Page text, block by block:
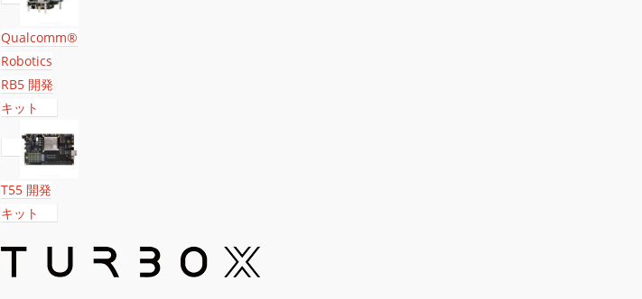
Qualcomm®
Robotics
RB5 開発
キット
T55 開発
キット